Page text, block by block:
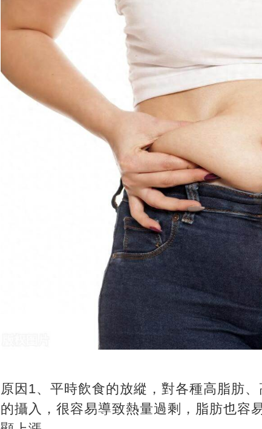
原因1、平時飲食的放縱，對各種高脂肪
的攝入，很容易導致熱量過剩，脂肪也容